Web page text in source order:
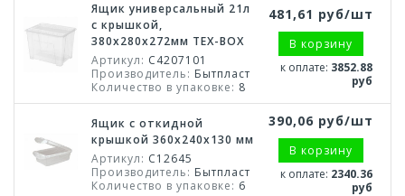
Ящик универсальный 21л
с крышкой,
380х280х272мм TEX-BOX
Артикул: С4207101
Производитель: Бытпласт
Количество в упаковке: 8
481,61 руб/шт
В корзину
к оплате: 3852.88
руб
Ящик с откидной
крышкой 360х240х130 мм
Артикул: С12645
Производитель: Бытпласт
Количество в упаковке: 6
390,06 руб/шт
В корзину
к оплате: 2340.36
руб